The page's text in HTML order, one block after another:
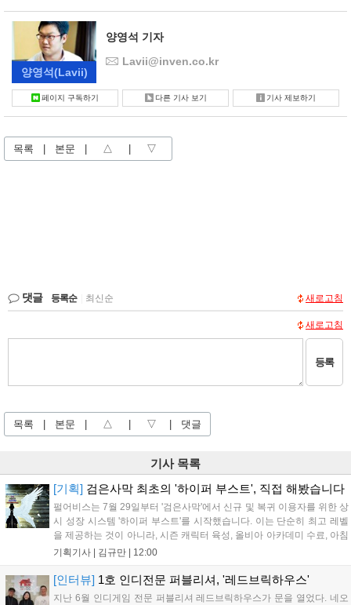
양영석(Lavii)
양영석 기자
Lavii@inven.co.kr
페이지 구독하기 다른 기사 보기 기사 제보하기
목록 본문 △ ▽
댓글 등록순 최신순 새로고침
새로고침
등록
목록 본문 △ ▽ 댓글
기사 목록
[기획] 검은사막 최초의 '하이퍼 부스트', 직접 해봤습니다
펄어비스는 7월 29일부터 '검은사막'에서 신규 및 복귀 이용자를 위한 상
시 성장 시스템 '하이퍼 부스트'를 시작했습니다. 이는 단순히 최고 레벨
을 제공하는 것이 아니라, 시즌 캐릭터 육성, 올비아 아카데미 수료, 아침
의 나라 설화 진행 등 4단계 과정을 통해 게임에 적응하며 공방합 750을
장비와 검은별 무기, 카라자드 장신구 등을 획득해 주요 콘텐츠에 진입
할 수 있습니다....
기획기사 | 김규만 12:00
[인터뷰] 1호 인디전문 퍼블리셔, '레드브릭하우스'
지난 6월 인디게임 전문 퍼블리셔 레드브릭하우스가 문을 열었다. 네오